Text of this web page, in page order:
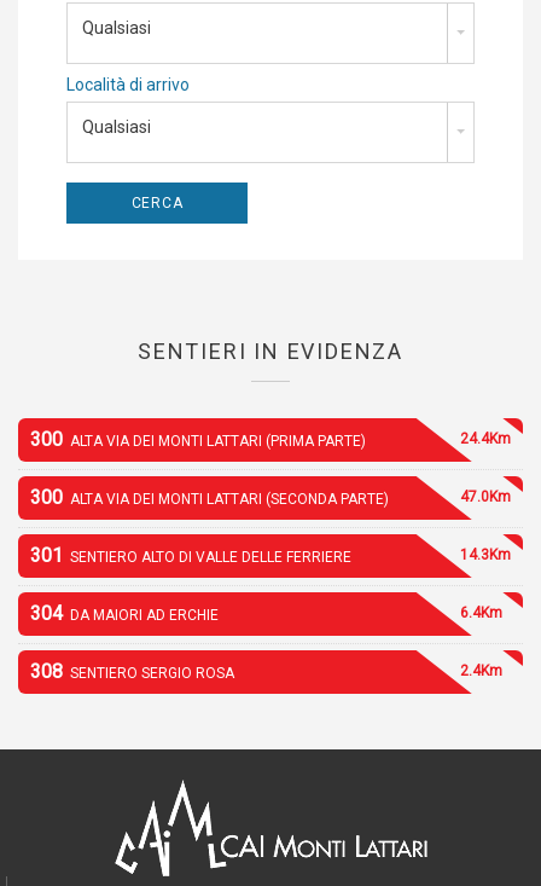
Qualsiasi
Località di arrivo
Qualsiasi
SENTIERI IN EVIDENZA
300 ALTA VIA DEI MONTI LATTARI (PRIMA PARTE) 24.4Km
300 ALTA VIA DEI MONTI LATTARI (SECONDA PARTE) 47.0Km
301 SENTIERO ALTO DI VALLE DELLE FERRIERE 14.3Km
304 DA MAIORI AD ERCHIE 6.4Km
308 SENTIERO SERGIO ROSA 2.4Km